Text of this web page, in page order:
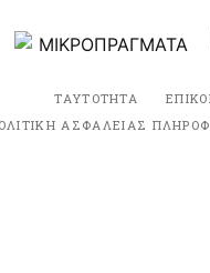
ΤΑΥΤΟΤΗΤΑ
ΑΣΦΑΛΕΙΑΣ